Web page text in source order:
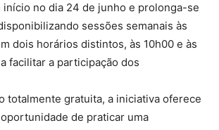
início no dia 24 de junho e prolonga-se
sessões semanais às
dois horários distintos, às 10h00 e às
facilitar a participação dos
totalmente gratuita, a iniciativa oferece
de praticar uma